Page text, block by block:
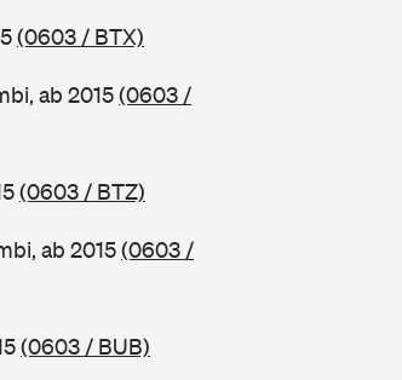
(0603 / BTX)
ab 2015(0603 /
(0603 / BTZ)
ab 2015(0603 /
(0603 / BUB)